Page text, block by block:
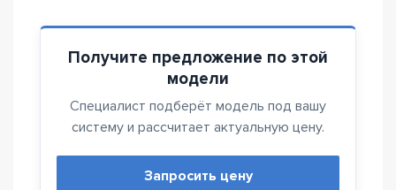
Получите предложение по этой
модели
Специалист подберёт модель под вашу
систему и рассчитает актуальную цену.
Запросить цену